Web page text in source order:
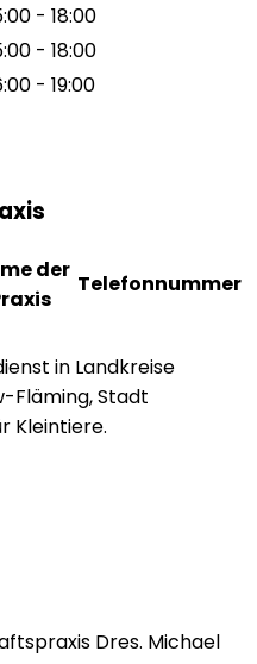
- 18:00
- 18:00
- 19:00
der
Telefonnummer
in Landkreise
Fläming, Stadt
Kleintiere.
Dres. Michael